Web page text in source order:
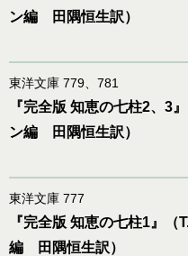
ン編 田隅恒生訳）
東洋文庫 779、781
『完全版 知恵の七柱2、3
ン編 田隅恒生訳）
東洋文庫 777
『完全版 知恵の七柱1』
編 田隅恒生訳）